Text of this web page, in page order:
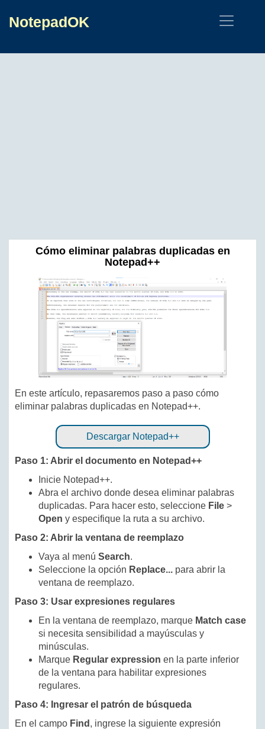
NotepadOK
Cómo eliminar palabras duplicadas en
Notepad++
En este artículo, repasaremos paso a paso cómo
eliminar palabras duplicadas en Notepad++.
Descargar Notepad++
Paso 1: Abrir el documento en Notepad++
Inicie Notepad++.
Abra el archivo donde desea eliminar palabras
duplicadas. Para hacer esto, seleccione File >
Open y especifique la ruta a su archivo.
Paso 2: Abrir la ventana de reemplazo
Vaya al menú Search.
Seleccione la opción Replace... para abrir la
ventana de reemplazo.
Paso 3: Usar expresiones regulares
En la ventana de reemplazo, marque Match case
si necesita sensibilidad a mayúsculas y
minúsculas.
Marque Regular expression en la parte inferior
de la ventana para habilitar expresiones
regulares.
Paso 4: Ingresar el patrón de búsqueda
En el campo Find , ingrese la siguiente expresión